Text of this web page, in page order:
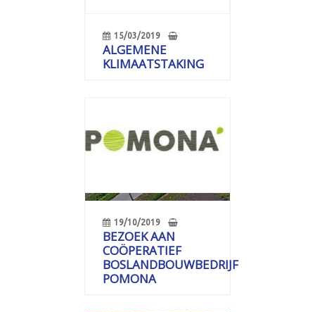
15/03/2019
ALGEMENE
KLIMAATSTAKING
19/10/2019
BEZOEK AAN
COÖPERATIEF
BOSLANDBOUWBEDRIJF
POMONA